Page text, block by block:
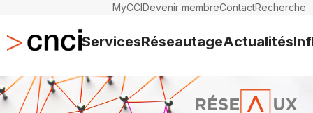
MyCCIDevenir membreContactRecherche
ServicesRéseautageActualités